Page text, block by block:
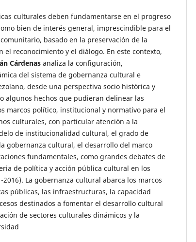
culturales deben fundamentarse en el progreso
bien de interés general, imprescindible para el
basado en la preservación de la
el reconocimiento y el diálogo. En este contexto,
Cárdenas analiza la configuración,
del sistema de gobernanza cultural e
desde una perspectiva socio histórica y
algunos hechos que pudieran delinear las
marcos político, institucional y normativo para el
culturales, con particular atención a la
de institucionalidad cultural, el grado de
gobernanza cultural, el desarrollo del marco
fundamentales, como grandes debates de
de política y acción pública cultural en los
2016). La gobernanza cultural abarca los marcos
públicas, las infraestructuras, la capacidad
destinados a fomentar el desarrollo cultural
de sectores culturales dinámicos y la